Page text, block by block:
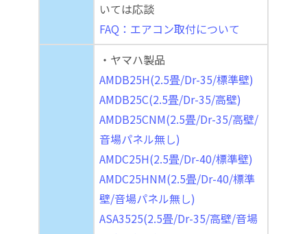
いては応談
FAQ：エアコン取付について
・ヤマハ製品
AMDB25H(2.5畳/Dr-35/標準壁)
AMDB25C(2.5畳/Dr-35/高壁)
AMDB25CNM(2.5畳/Dr-35/高壁/
音場パネル無し)
AMDC25H(2.5畳/Dr-40/標準壁)
AMDC25HNM(2.5畳/Dr-40/標準
壁/音場パネル無し)
ASA3525(2.5畳/Dr-35/高壁/音場